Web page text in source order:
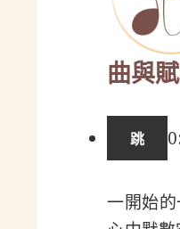
曲與
一開始